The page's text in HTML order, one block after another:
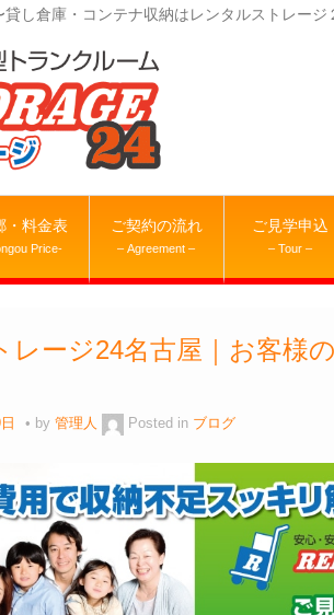
し倉庫・コンテナ収納はレンタルストレージ
・料金表
Price-
ご契約の流れ
– Agreement –
ご見学申込
– Tour –
レージ24名古屋｜お客様
by管理人 Posted in ブログ